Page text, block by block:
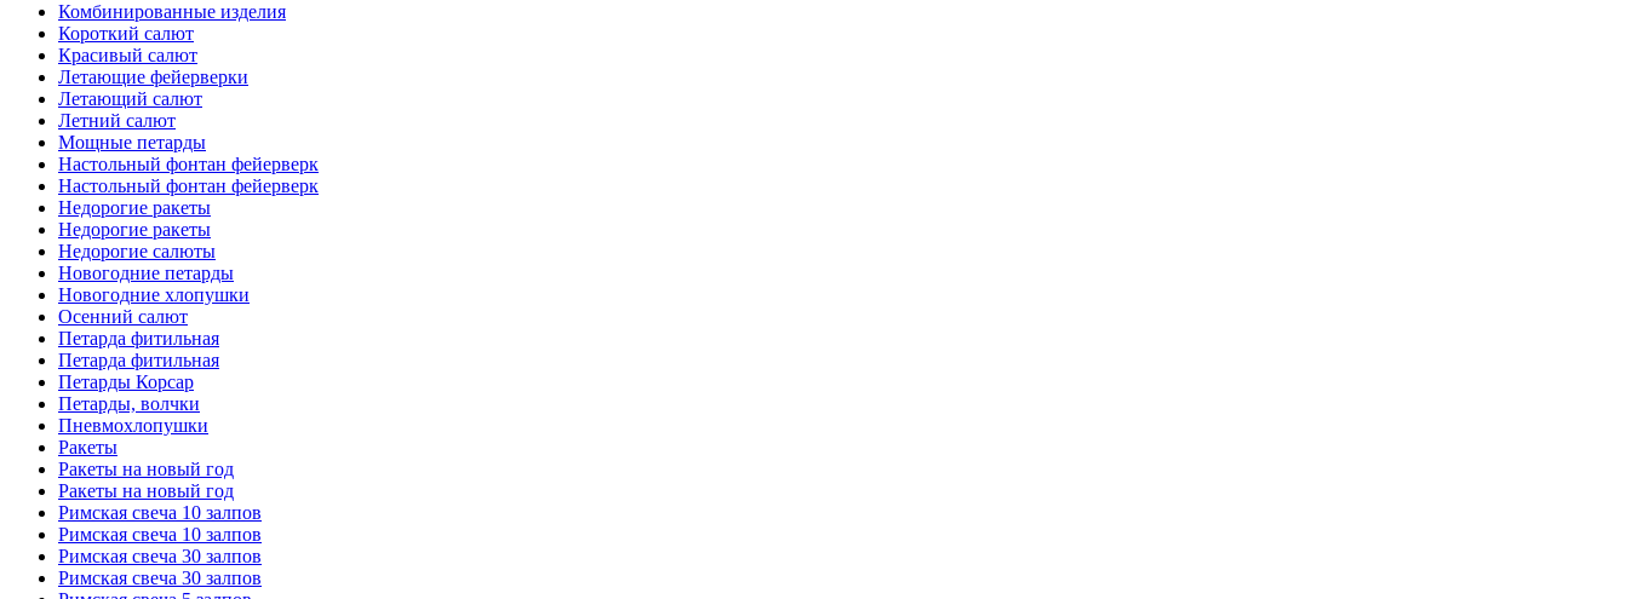
Комбинированные изделия
Короткий салют
Красивый салют
Летающие фейерверки
Летающий салют
Летний салют
Мощные петарды
Настольный фонтан фейерверк
Настольный фонтан фейерверк
Недорогие ракеты
Недорогие ракеты
Недорогие салюты
Новогодние петарды
Новогодние хлопушки
Осенний салют
Петарда фитильная
Петарда фитильная
Петарды Корсар
Петарды, волчки
Пневмохлопушки
Ракеты
Ракеты на новый год
Ракеты на новый год
Римская свеча 10 залпов
Римская свеча 10 залпов
Римская свеча 30 залпов
Римская свеча 30 залпов